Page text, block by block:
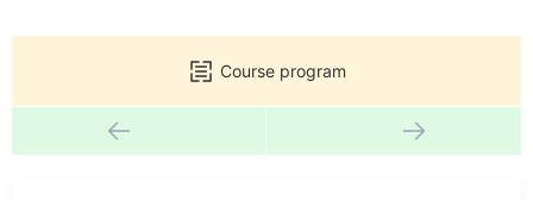
Course program